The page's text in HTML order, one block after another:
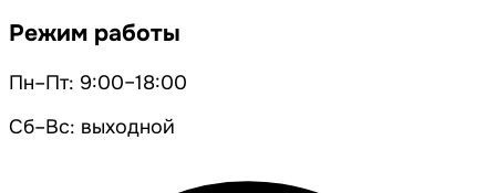
Режим работы
Пн–Пт: 9:00–18:00
Сб–Вс: выходной